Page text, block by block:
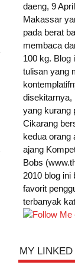
daeng, 9
Makassar
pada berat
membaca
100 kg. Blog
tulisan yang
disekitarnya,
yang kurang
Cikarang
kedua orang
ajang
Bobs
2010 blog ini
favorit
terbanyak
MY